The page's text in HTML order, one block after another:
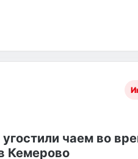
чаем во
Кемерово